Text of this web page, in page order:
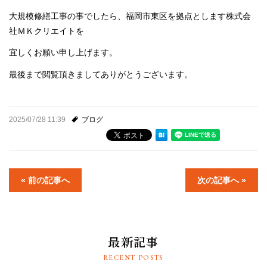
大規模修繕工事の事でしたら、福岡市東区を拠点とします株式会
社ＭＫクリエイトを
宜しくお願い申し上げます。
最後まで閲覧頂きましてありがとうございます。
2025/07/28 11:39 ブログ
« 前の記事へ 次の記事へ »
最新記事
RECENT POSTS